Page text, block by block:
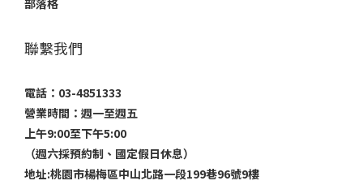
部落格
聯繫我們
電話：03-4851333
營業時間：週一至週五
上午9:00至下午5:00
（週六採預約制、國定假日休息）
地址:桃園市楊梅區中山北路一段199巷96號9樓